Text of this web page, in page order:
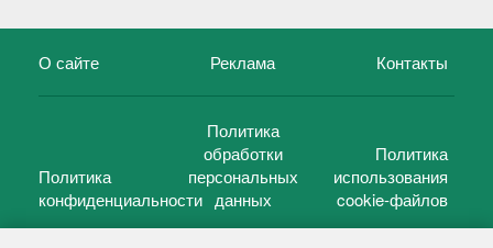
О сайте Реклама Контакты
Политика
конфиденциальности
Политика
обработки
персональных
данных
Политика
использования
cookie-файлов